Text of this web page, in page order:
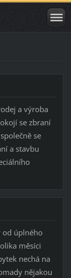
a výroba
se zbraní
se
a stavbu
od úplného
měsíci
nechá na
nějakou